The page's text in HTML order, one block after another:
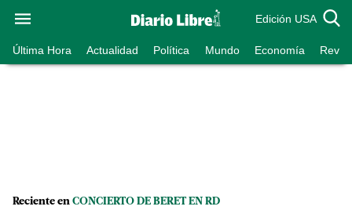
Edición USA
Última Hora Actualidad Política Mundo Economía
Reciente en CONCIERTO DE BERET EN RD